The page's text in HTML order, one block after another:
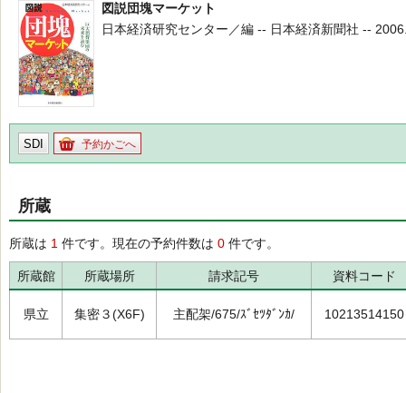
図説団塊マーケット
日本経済研究センター／編 -- 日本経済新聞社 --
SDI 予約かごへ
所蔵
所蔵は 1 件です。現在の予約件数は 0 件です。
所蔵館 所蔵場所 請求記号 資料コード
県立 集密３(X6F) 主配架/675/ｽﾞｾﾂﾀﾞﾝｶ/ 10213514150